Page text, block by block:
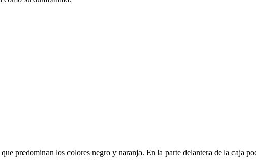
predominan los colores negro y naranja. En la parte delantera de la caja